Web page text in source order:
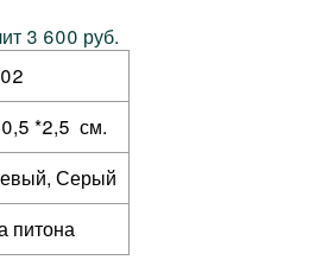
3 600 руб.
*2,5 см.
Серый
питона